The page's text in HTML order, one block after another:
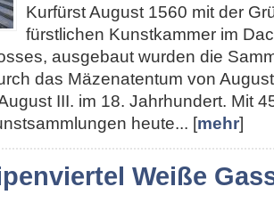
Kurfürst August 1560 mit der
fürstlichen Kunstkammer im
ausgebaut wurden die
das Mäzenatentum von
III. im 18. Jahrhundert. Mit
heute... [mehr]
Weiße